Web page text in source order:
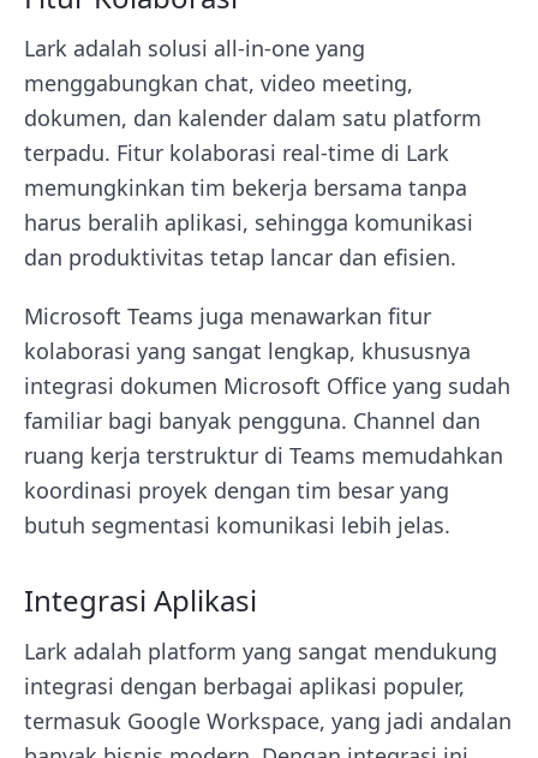
Lark adalah solusi all-in-one yang
menggabungkan chat, video meeting,
dokumen, dan kalender dalam satu platform
terpadu. Fitur kolaborasi real-time di Lark
memungkinkan tim bekerja bersama tanpa
harus beralih aplikasi, sehingga komunikasi
dan produktivitas tetap lancar dan efisien.
Microsoft Teams juga menawarkan fitur
kolaborasi yang sangat lengkap, khususnya
integrasi dokumen Microsoft Office yang sudah
familiar bagi banyak pengguna. Channel dan
ruang kerja terstruktur di Teams memudahkan
koordinasi proyek dengan tim besar yang
butuh segmentasi komunikasi lebih jelas.
Integrasi Aplikasi
Lark adalah platform yang sangat mendukung
integrasi dengan berbagai aplikasi populer,
termasuk Google Workspace, yang jadi andalan